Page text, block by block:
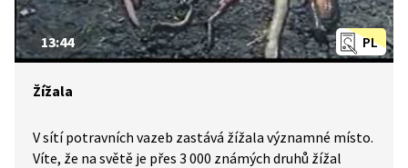
PL
13:44
Žížala
V sítí potravních vazeb zastává žížala významné místo.
Víte, že na světě je přes 3 000 známých druhů žížal